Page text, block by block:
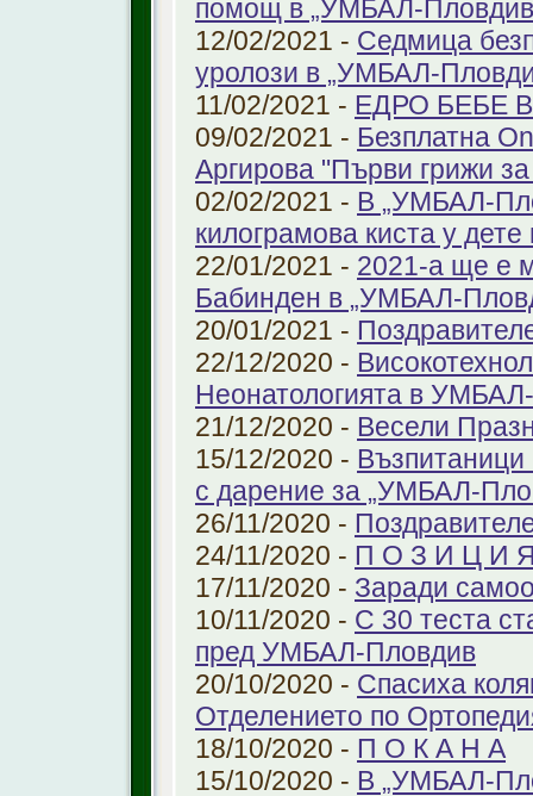
помощ в „УМБАЛ-
12/02/2021 - Седмица
уролози в „УМБАЛ-
11/02/2021 - ЕДРО БЕБЕ
09/02/2021 - Безплатна
Аргирова "Първи грижи
02/02/2021 - В „УМБАЛ-
килограмова киста у дете
22/01/2021 - 2021-а ще е
Бабинден в „УМБАЛ-
20/01/2021 -
22/12/2020 -
Неонатологията в
21/12/2020 - Весели
15/12/2020 -
с дарение за „УМБАЛ-
26/11/2020 -
24/11/2020 - П О З И Ц И
17/11/2020 - Заради
10/11/2020 - С 30 теста
пред УМБАЛ-Пловдив
20/10/2020 - Спасиха
Отделението по
18/10/2020 - П О К А Н А
15/10/2020 - В „УМБАЛ-